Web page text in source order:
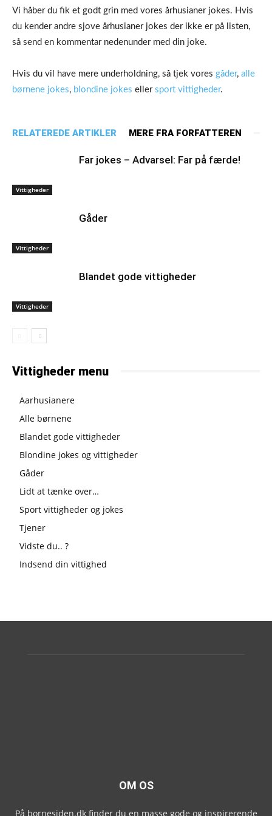
Vi håber du fik et godt grin med vores århusianer jokes. Hvis
du kender andre sjove århusianer jokes der ikke er på listen,
så send en kommentar nedenunder med din joke.
Hvis du vil have mere underholdning, så tjek vores gåder, alle
børnene jokes, blondine jokes eller sport vittigheder.
RELATEREDE ARTIKLER MERE FRA FORFATTEREN
Vittigheder
Far jokes – Advarsel: Far på færde!
Vittigheder
Gåder
Vittigheder
Blandet gode vittigheder
Vittigheder menu
Aarhusianere
Alle børnene
Blandet gode vittigheder
Blondine jokes og vittigheder
Gåder
Lidt at tænke over…
Sport vittigheder og jokes
Tjener
Vidste du.. ?
Indsend din vittighed
OM OS
På bornesiden.dk finder du en masse gode og inspirerende